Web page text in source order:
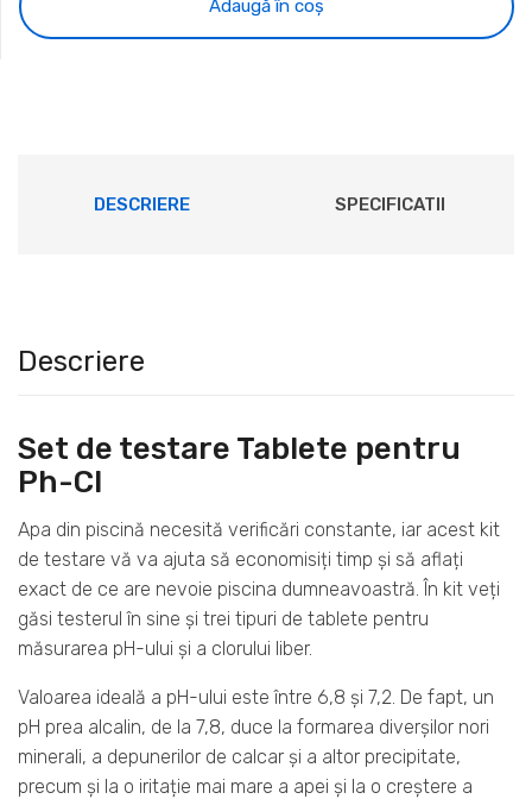
Adaugă în coș
DESCRIERE SPECIFICATII
Descriere
Set de testare Tablete pentru
Ph-Cl
Apa din piscină necesită verificări constante, iar acest kit
de testare vă va ajuta să economisiți timp și să aflați
exact de ce are nevoie piscina dumneavoastră. În kit veți
găsi testerul în sine și trei tipuri de tablete pentru
măsurarea pH-ului și a clorului liber.
Valoarea ideală a pH-ului este între 6,8 și 7,2. De fapt, un
pH prea alcalin, de la 7,8, duce la formarea diverșilor nori
minerali, a depunerilor de calcar și a altor precipitate,
precum și la o iritație mai mare a apei și la o creștere a